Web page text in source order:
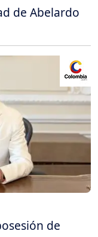
de Abelardo
de